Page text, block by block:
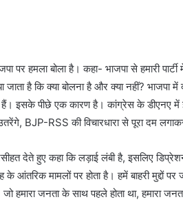
पर हमला बोला है। कहा- भाजपा से हमारी
जाता है कि क्या बोलना है और क्या नहीं? भाजपा
इसके पीछे एक कारण है। कांग्रेस के डीएनए में
BJP-RSS की विचारधारा से पूरा दम
देते हुए कहा कि लड़ाई लंबी है, इसलिए
मामलों पर होता है। हमें बाहरी मुद्दों पर
हमारा जनता के साथ पहले होता था, हमारा